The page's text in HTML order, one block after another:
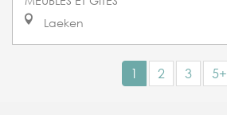
Laeken
1 2 3 5+